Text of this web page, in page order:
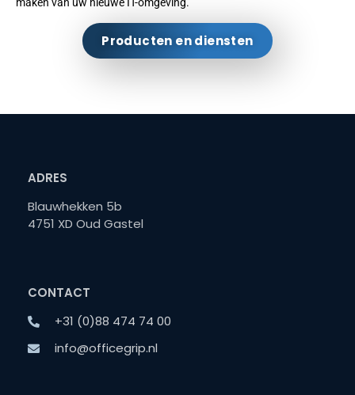
Producten en diensten
ADRES
Blauwhekken 5b
4751 XD Oud Gastel
CONTACT
+31 (0)88 474 74 00
info@officegrip.nl